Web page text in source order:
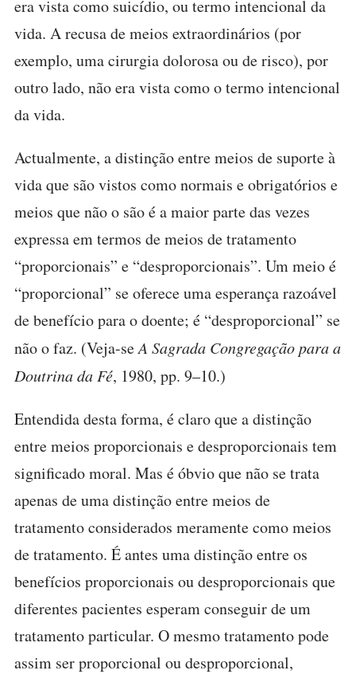
era vista como suicídio, ou termo intencional da
vida. A recusa de meios extraordinários (por
exemplo, uma cirurgia dolorosa ou de risco), por
outro lado, não era vista como o termo intencional
da vida.
Actualmente, a distinção entre meios de suporte à
vida que são vistos como normais e obrigatórios e
meios que não o são é a maior parte das vezes
expressa em termos de meios de tratamento
“proporcionais” e “desproporcionais”. Um meio é
“proporcional” se oferece uma esperança razoável
de benefício para o doente; é “desproporcional” se
não o faz. (Veja-seA Sagrada Congregação para a
Doutrina da Fé, 1980, pp. 9–10.)
Entendida desta forma, é claro que a distinção
entre meios proporcionais e desproporcionais tem
significado moral. Mas é óbvio que não se trata
apenas de uma distinção entre meios de
tratamento considerados meramente como meios
de tratamento. É antes uma distinção entre os
benefícios proporcionais ou desproporcionais que
diferentes pacientes esperam conseguir de um
tratamento particular. O mesmo tratamento pode
assim ser proporcional ou desproporcional,